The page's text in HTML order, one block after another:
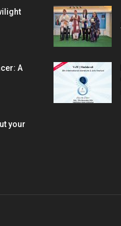
A
your